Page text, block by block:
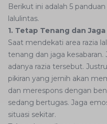
Berikut ini adalah 5
lalulintas.
1. Tetap Tenang dan
Saat mendekati area razia
tenang dan jaga
adanya razia tersebut.
pikiran yang jernih akan
dan merespons dengan
sedang bertugas. Jaga
situasi sekitar.